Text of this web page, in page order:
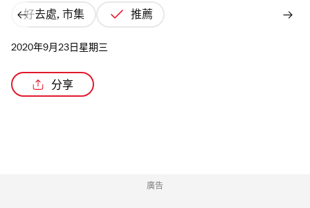
好去處, 市集 推薦
2020年9月23日星期三
分享
廣告